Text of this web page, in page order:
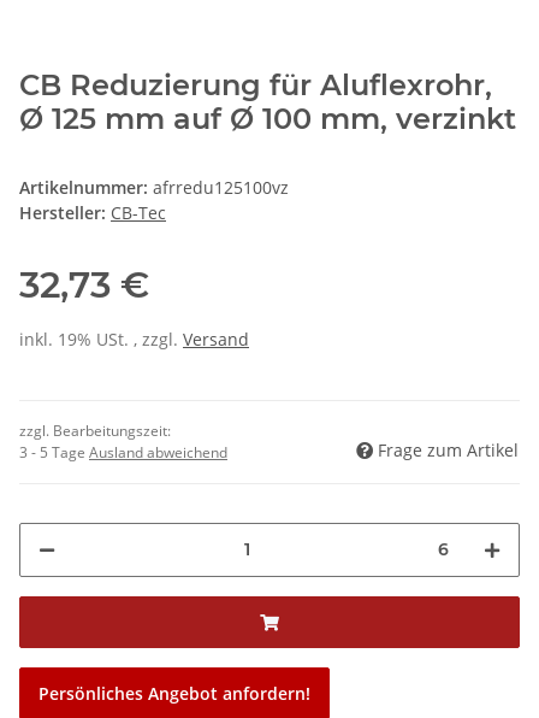
CB Reduzierung für Aluflexrohr,
Ø 125 mm auf Ø 100 mm, verzinkt
Artikelnummer: afrredu125100vz
Hersteller: CB-Tec
32,73 €
inkl. 19% USt. , zzgl. Versand
zzgl. Bearbeitungszeit:
3 - 5 Tage Ausland abweichend Frage zum Artikel
6
Persönliches Angebot anfordern!